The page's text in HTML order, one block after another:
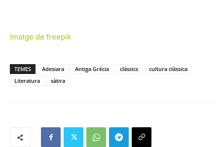
Imatge de freepik
TEMES Adesiara Antiga Grècia clàssics
cultura clàssica
Literatura
sàtira